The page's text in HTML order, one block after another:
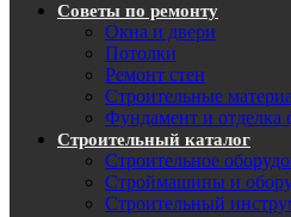
Советы по ремонту
Окна и двери
Потолки
Ремонт стен
Строительные
Фундамент и отделка
Строительный каталог
Строительное
Строймашины и
Строительный